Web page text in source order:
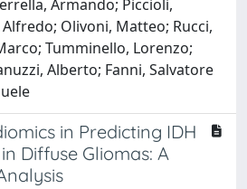
Armando; Piccioli,
Olivoni, Matteo; Rucci,
Tumminello, Lorenzo;
Alberto; Fanni, Salvatore
in Predicting IDH
Diffuse Gliomas: A